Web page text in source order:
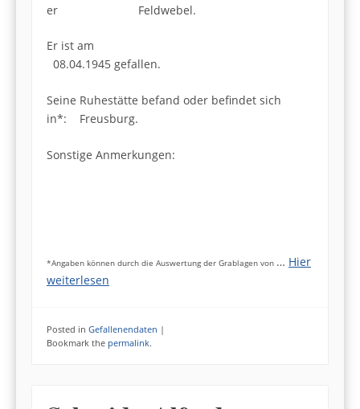
er Feldwebel.
Er ist am
08.04.1945 gefallen.
Seine Ruhestätte befand oder befindet sich
in*: Freusburg.
Sonstige Anmerkungen:
*Angaben können durch die Auswertung der Grablagen von … Hier
weiterlesen
Posted in Gefallenendaten |
Bookmark the permalink.